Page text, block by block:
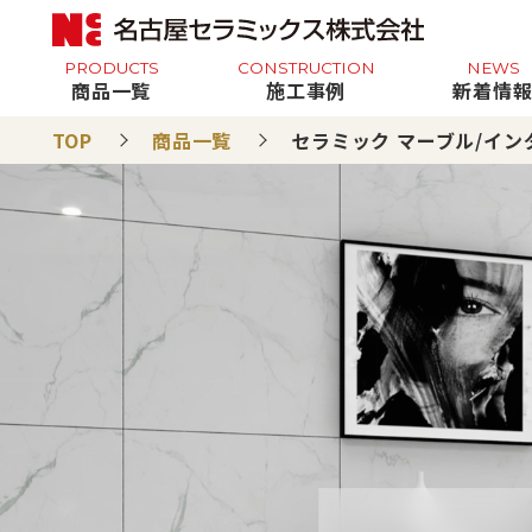
PRODUCTS
商品一覧
CONSTRUCTION
施工事例
NEWS
新着情報
TOP
商品一覧 セラミック マーブル/イン